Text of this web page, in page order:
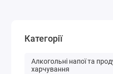
Категорії
Алкогольні напої та
харчування